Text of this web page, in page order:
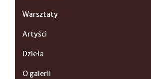
Warsztaty
Artyści
Dzieła
O galerii